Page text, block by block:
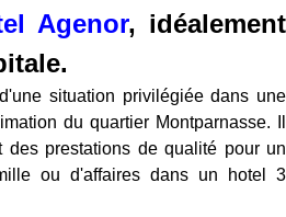
Agenor, idéalement
situation privilégiée dans une
du quartier Montparnasse. Il
des prestations de qualité pour un
ou d'affaires dans un hotel 3